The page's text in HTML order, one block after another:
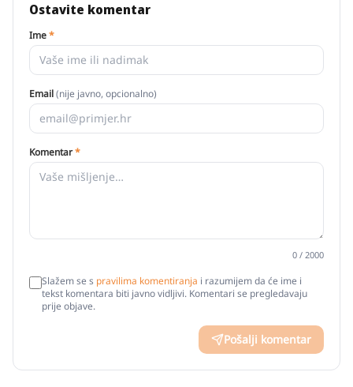
Ostavite komentar
Ime*
Email(nije javno, opcionalno)
Komentar*
0 / 2000
Slažem se s pravilima komentiranja i razumijem da će ime i
tekst komentara biti javno vidljivi. Komentari se pregledavaju
prije objave.
Pošalji komentar